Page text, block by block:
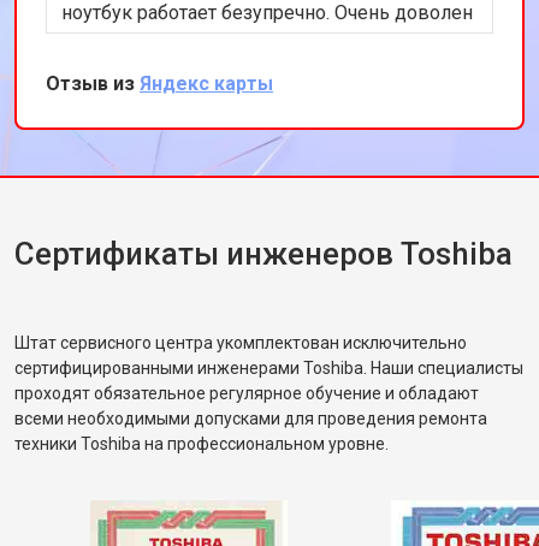
ноутбук работает безупречно. Очень доволен
качеством обслуживания и
профессионализмом команды.
Отзыв из Яндекс карты
Сертификаты инженеров Toshiba
Штат сервисного центра укомплектован исключительно
сертифицированными инженерами Toshiba. Наши специалисты
проходят обязательное регулярное обучение и обладают
всеми необходимыми допусками для проведения ремонта
техники Toshiba на профессиональном уровне.